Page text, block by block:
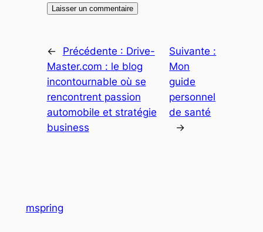
← Précédente : Drive-
Master.com : le blog
incontournable où se
rencontrent passion
automobile et stratégie
business
Suivante :
Mon
guide
personnel
de santé
→
mspring